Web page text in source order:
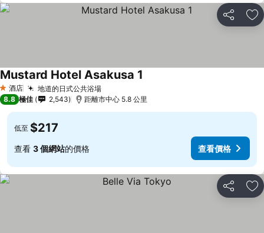
分享 放
1 星級
酒店 地道的日式公共浴場
Mustard Hotel Asakusa 1
8.8 極佳 2,543 距離市中心 5.8 公里
低至 $217
查看 3 個網站的價格 查看價格
分享 放